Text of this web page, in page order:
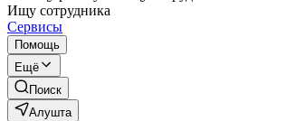
Ищу сотрудника
Сервисы
Помощь
Ещё
Поиск
Алушта